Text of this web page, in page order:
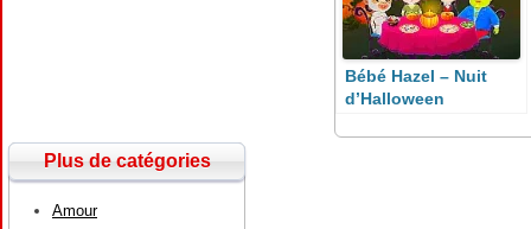
Bébé Hazel – Nuit
d’Halloween
Plus de catégories
Amour